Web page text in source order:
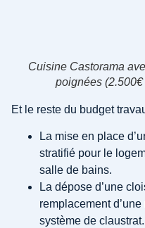
Cuisine Castorama
poignées (2.500€
Et le reste du budget
La mise en place
stratifié pour le
salle de bains.
La dépose d’une
remplacement
système de claustrat.